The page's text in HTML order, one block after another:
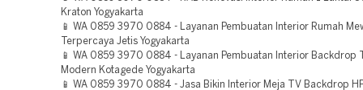
Kraton Yogyakarta
📱 WA 0859 3970 0884 - Layanan Pembuatan Interior Rumah
Terpercaya Jetis Yogyakarta
📱 WA 0859 3970 0884 - Layanan Pembuatan Interior Backdrop
Modern Kotagede Yogyakarta
📱 WA 0859 3970 0884 - Jasa Bikin Interior Meja TV Backdrop